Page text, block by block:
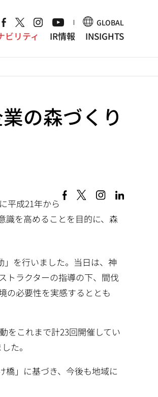
GLOBAL
ビリティ IR情報 INSIGHTS
の森づくり
平成21年から
識を高めることを目的に、森
を行いました。当日は、神
トラクターの指導の下、間伐
の必要性を実感するととも
をこれまで計23回開催してい
た。
橋」に基づき、今後も地域に